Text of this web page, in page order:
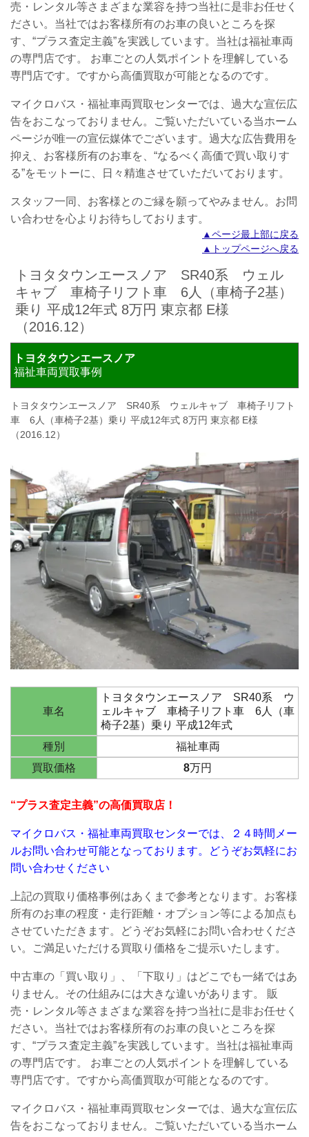
売・レンタル等さまざまな業容を持つ当社に是非お任せく
ださい。 当社ではお客様所有のお車の良いところを探
す、“プラス査定主義”を実践しています。当社は福祉車両
の専門店です。 お車ごとの人気ポイントを理解している
専門店です。ですから高価買取が可能となるのです。
マイクロバス・福祉車両買取センターでは、過大な宣伝広
告をおこなっておりません。ご覧いただいている当ホーム
ページが唯一の宣伝媒体でございます。過大な広告費用を
抑え、お客様所有のお車を、“なるべく高価で買い取りす
る”をモットーに、日々精進させていただいております。
スタッフ一同、お客様とのご縁を願ってやみません。 お問
い合わせを心よりお待ちしております。
▲ページ最上部に戻る
▲トップページへ戻る
トヨタタウンエースノア SR40系 ウェル
キャブ 車椅子リフト車 6人（車椅子2基）
乗り 平成12年式 8万円 東京都 E様
（2016.12）
トヨタタウンエースノア
福祉車両買取事例
トヨタタウンエースノア SR40系 ウェルキャブ 車椅子リフト
車 6人（車椅子2基）乗り 平成12年式 8万円 東京都 E様
（2016.12）
車名
トヨタタウンエースノア SR40系 ウ
ェルキャブ 車椅子リフト車 6人（車
椅子2基）乗り 平成12年式
種別
福祉車両
買取価格
8万円
“プラス査定主義”の高価買取店！
マイクロバス・福祉車両買取センターでは、２４時間メー
ルお問い合わせ可能となっております。
どうぞお気軽にお
問い合わせください
上記の買取り価格事例はあくまで参考となります。お客様
所有のお車の程度・走行距離・オプション等による加点も
させていただきます。どうぞお気軽にお問い合わせくださ
い。ご満足いただける買取り価格をご提示いたします。
中古車の「買い取り」、「下取り」はどこでも一緒ではあ
りません。その仕組みには大きな違いがあります。 販
売・レンタル等さまざまな業容を持つ当社に是非お任せく
ださい。 当社ではお客様所有のお車の良いところを探
す、“プラス査定主義”を実践しています。当社は福祉車両
の専門店です。 お車ごとの人気ポイントを理解している
専門店です。ですから高価買取が可能となるのです。
マイクロバス・福祉車両買取センターでは、過大な宣伝広
告をおこなっておりません。ご覧いただいている当ホーム